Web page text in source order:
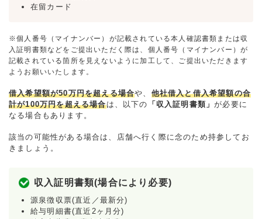
在留カード
※個人番号（マイナンバー）が記載されている本人確認書類または収
入証明書類などをご提出いただく際は、個人番号（マイナンバー）が
記載されている箇所を見えないように加工して、ご提出いただきます
ようお願いいたします。
借入希望額が50万円を超える場合や、 他社借入と借入希望額の合
計が100万円を超える場合は、以下の 「収入証明書類」が必要に
なる場合もあります。
該当の可能性がある場合は、店舗へ行く際に念のため持参してお
きましょう。
収入証明書類(場合により必要)
源泉徴収票(直近／最新分)
給与明細書(直近2ヶ月分)